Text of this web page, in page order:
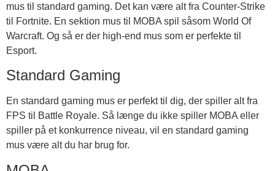
mus til standard gaming. Det kan være alt fra Counter-Strike
til Fortnite. En sektion mus til MOBA spil såsom World Of
Warcraft. Og så er der high-end mus som er perfekte til
Esport.
Standard Gaming
En standard gaming mus er perfekt til dig, der spiller alt fra
FPS til Battle Royale. Så længe du ikke spiller MOBA eller
spiller på et konkurrence niveau, vil en standard gaming
mus være alt du har brug for.